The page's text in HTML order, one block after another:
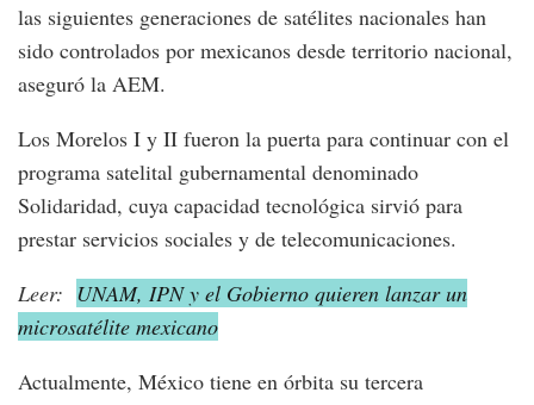
las siguientes generaciones de satélites nacionales han
sido controlados por mexicanos desde territorio nacional,
aseguró la AEM.
Los Morelos I y II fueron la puerta para continuar con el
programa satelital gubernamental denominado
Solidaridad, cuya capacidad tecnológica sirvió para
prestar servicios sociales y de telecomunicaciones.
Leer: UNAM, IPN y el Gobierno quieren lanzar un
microsatélite mexicano
Actualmente, México tiene en órbita su tercera